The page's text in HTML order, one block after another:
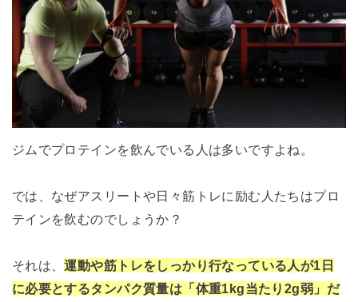
ジムでプロテインを飲んでいる人は多いですよね。
では、なぜアスリートや日々筋トレに励む人たちはプロ
テインを飲むのでしょうか？
それは、運動や筋トレをしっかり行なっている人が1日
に必要とするタンパク質量は「体重1kg当たり2g弱」だ